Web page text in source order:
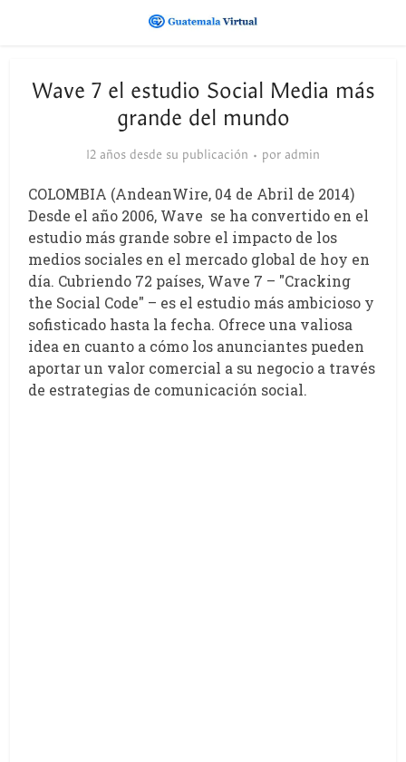
Wave 7 el estudio Social Media más
grande del mundo
12 años desde su publicación por admin
COLOMBIA (AndeanWire, 04 de Abril de 2014)
Desde el año 2006, Wave se ha convertido en el
estudio más grande sobre el impacto de los
medios sociales en el mercado global de hoy en
día. Cubriendo 72 países, Wave 7 – "Cracking
the Social Code" – es el estudio más ambicioso y
sofisticado hasta la fecha. Ofrece una valiosa
idea en cuanto a cómo los anunciantes pueden
aportar un valor comercial a su negocio a través
de estrategias de comunicación social.